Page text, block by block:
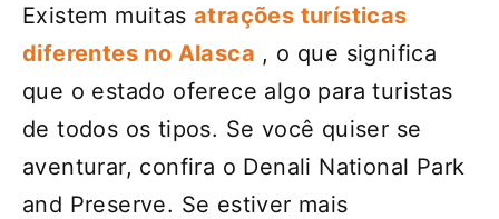
Existem muitas atrações turísticas
diferentes no Alasca , o que significa
que o estado oferece algo para turistas
de todos os tipos. Se você quiser se
aventurar, confira o Denali National Park
and Preserve. Se estiver mais